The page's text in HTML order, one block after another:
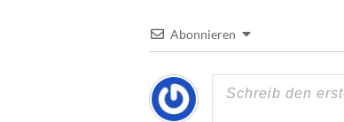
Abonnieren